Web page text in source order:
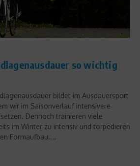
so wichtig
bildet im Ausdauersport
wir im Saisonverlauf intensivere
Dennoch trainieren viele
im Winter zu intensiv und torpedieren
Formaufbau....